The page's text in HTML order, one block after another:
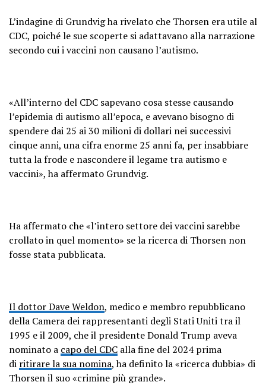
L’indagine di Grundvig ha rivelato che Thorsen era utile al
CDC, poiché le sue scoperte si adattavano alla narrazione
secondo cui i vaccini non causano l’autismo.
«All’interno del CDC sapevano cosa stesse causando
l’epidemia di autismo all’epoca, e avevano bisogno di
spendere dai 25 ai 30 milioni di dollari nei successivi
cinque anni, una cifra enorme 25 anni fa, per insabbiare
tutta la frode e nascondere il legame tra autismo e
vaccini», ha affermato Grundvig.
Ha affermato che «l’intero settore dei vaccini sarebbe
crollato in quel momento» se la ricerca di Thorsen non
fosse stata pubblicata.
Il dottor Dave Weldon, medico e membro repubblicano
della Camera dei rappresentanti degli Stati Uniti tra il
1995 e il 2009, che il presidente Donald Trump aveva
nominato a capo del CDC alla fine del 2024 prima
di ritirare la sua nomina, ha definito la «ricerca dubbia» di
Thorsen il suo «crimine più grande».